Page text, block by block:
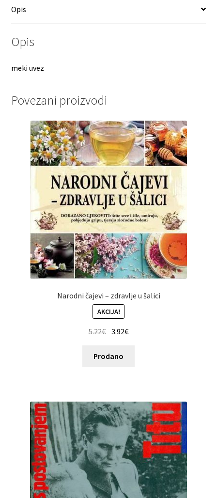
Opis
Opis
meki uvez
Povezani proizvodi
Narodni čajevi – zdravlje u šalici
AKCIJA!
5.22€ 3.92€
Prodano